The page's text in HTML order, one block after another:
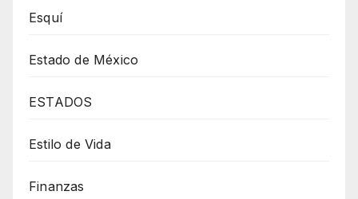
Esquí
Estado de México
ESTADOS
Estilo de Vida
Finanzas